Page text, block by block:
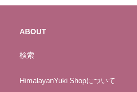
ABOUT
検索
HimalayanYuki Shopについて